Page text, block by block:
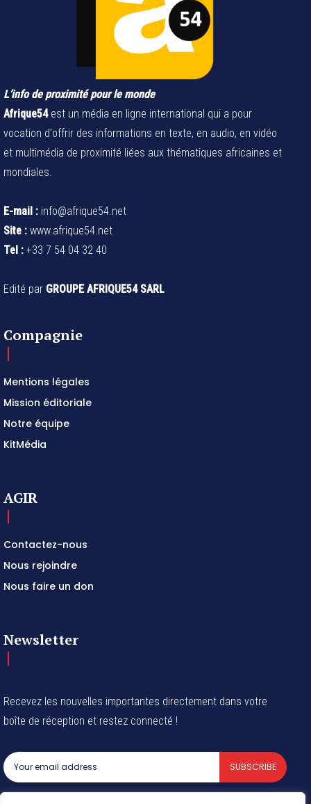
L’info de proximité pour le monde
Afrique54est un média en ligne international qui a pour
vocation d'offrir des informations en texte, en audio, en vidéo
et multimédia de proximité liées aux thématiques africaines et
mondiales.
E-mail : info@afrique54.net
Site : www.afrique54.net
Tel : +33 7 54 04 32 40
Edité par GROUPE AFRIQUE54 SARL
Compagnie
Mentions légales
Mission éditoriale
Notre équipe
KitMédia
AGIR
Contactez-nous
Nous rejoindre
Nous faire un don
Newsletter
Recevez les nouvelles importantes directement dans votre
boîte de réception et restez connecté !
SUBSCRIBE